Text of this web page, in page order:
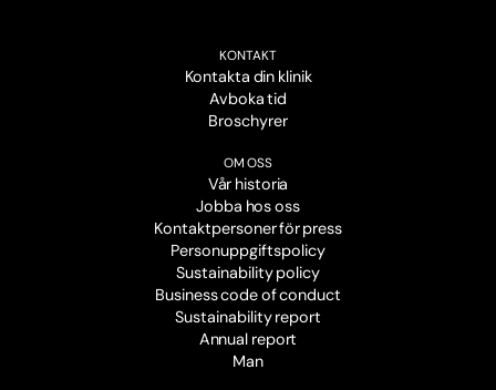
KONTAKT
Kontakta din klinik
Avboka tid
Broschyrer
OM OSS
Vår historia
Jobba hos oss
Kontaktpersoner för press
Personuppgiftspolicy
Sustainability policy
Business code of conduct
Sustainability report
Annual report
Man